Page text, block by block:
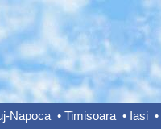
Napoca • Timisoara • Iasi •